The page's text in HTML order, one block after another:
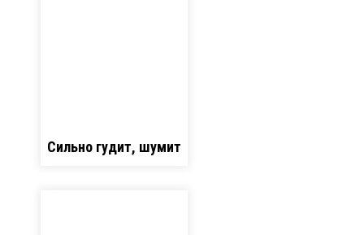
Сильно гудит, шумит